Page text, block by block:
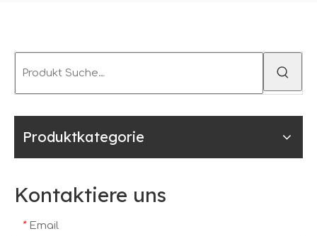
Produktkategorie
Kontaktiere uns
* Email